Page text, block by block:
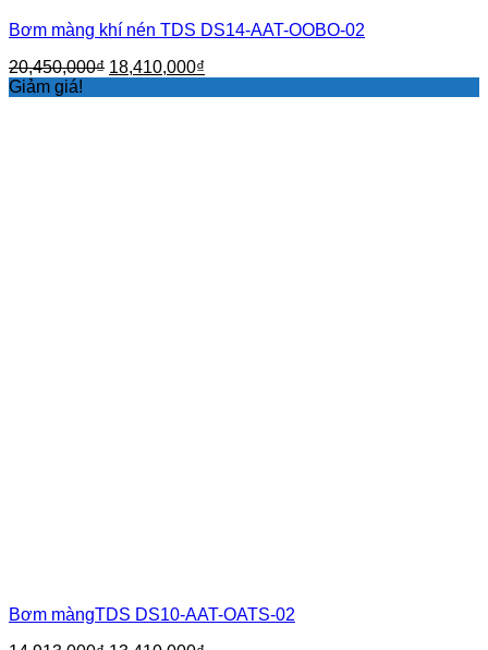
Bơm màng khí nén TDS DS14-AAT-OOBO-02
20,450,000₫ Giá
18,410,000₫
Giảm giá!
Bơm màngTDS DS10-AAT-OATS-02